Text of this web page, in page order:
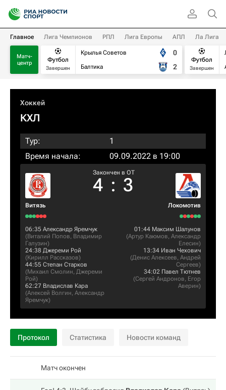
Главное Лига Чемпионов РПЛ Лига Европы АПЛ Ла Лига
Матч-
центр
Футбол
Завершен
Крылья Советов
Балтика
0
2
Футбол
Завершен
Хоккей
КХЛ
Тур:
1
Время начала:
09.09.2022 в 19:00
Витязь
Закончен в OT
4 : 3
Локомотив
06:35 Александр Яремчук
(Виталий Попов, Владимир
Галузин)
24:38 Джереми Рой
(Кирилл Рассказов)
44:55 Степан Старков
(Михаил Смолин, Джереми
Рой)
62:27 Владислав Кара
(Алексей Волгин, Александр
Яремчук)
01:44 Максим Шалунов
(Артур Каюмов, Александр
Елесин)
13:34 Иван Чехович
(Денис Алексеев, Андрей
Сергеев)
34:02 Павел Тютнев
(Сергей Андронов, Егор
Аверин)
Протокол Статистика Новости команд
Матч окончен